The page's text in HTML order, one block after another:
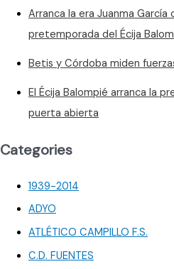
Arranca la era Juanma García
pretemporada del Écija
Betis y Córdoba miden
El Écija Balompié arranca la
puerta abierta
Categories
1939-2014
ADYO
ATLÉTICO CAMPILLO F.S.
C.D. FUENTES